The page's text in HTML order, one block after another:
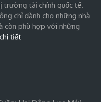
trường tài chính quốc tế.
chỉ dành cho những nhà
còn phù hợp với những
tiết